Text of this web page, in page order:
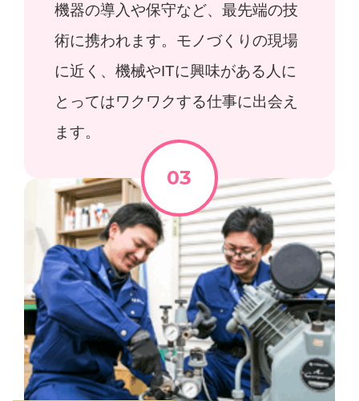
機器の導入や保守など、最先端の技
術に携われます。モノづくりの現場
に近く、機械やITに興味がある人に
とってはワクワクする仕事に出会え
ます。